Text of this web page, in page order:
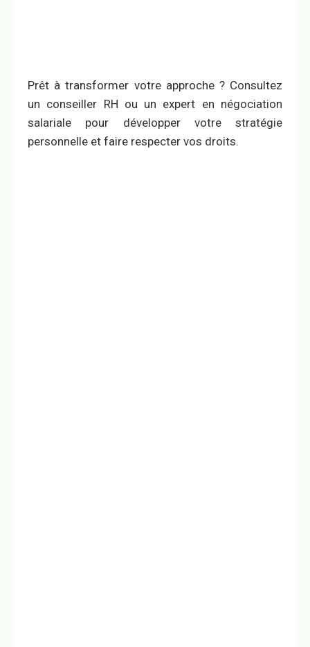
Prêt à transformer votre approche ? Consultez
un conseiller RH ou un expert en négociation
salariale pour développer votre stratégie
personnelle et faire respecter vos droits.